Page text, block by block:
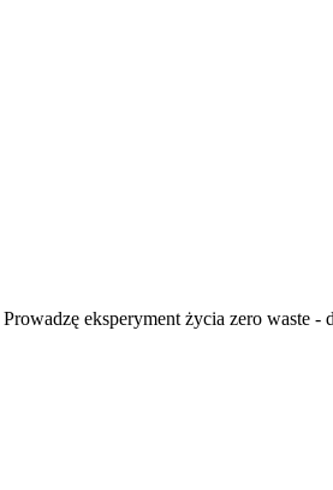
eksperyment życia zero waste